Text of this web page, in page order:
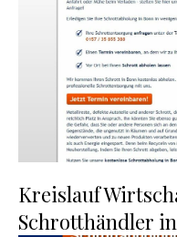
Kreislauf
Schrotthändler